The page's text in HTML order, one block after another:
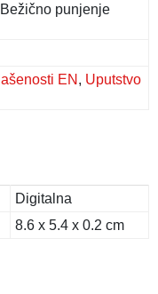
punjenje
EN , Uputstvo
Digitalna
8.6 x 5.4 x 0.2 cm